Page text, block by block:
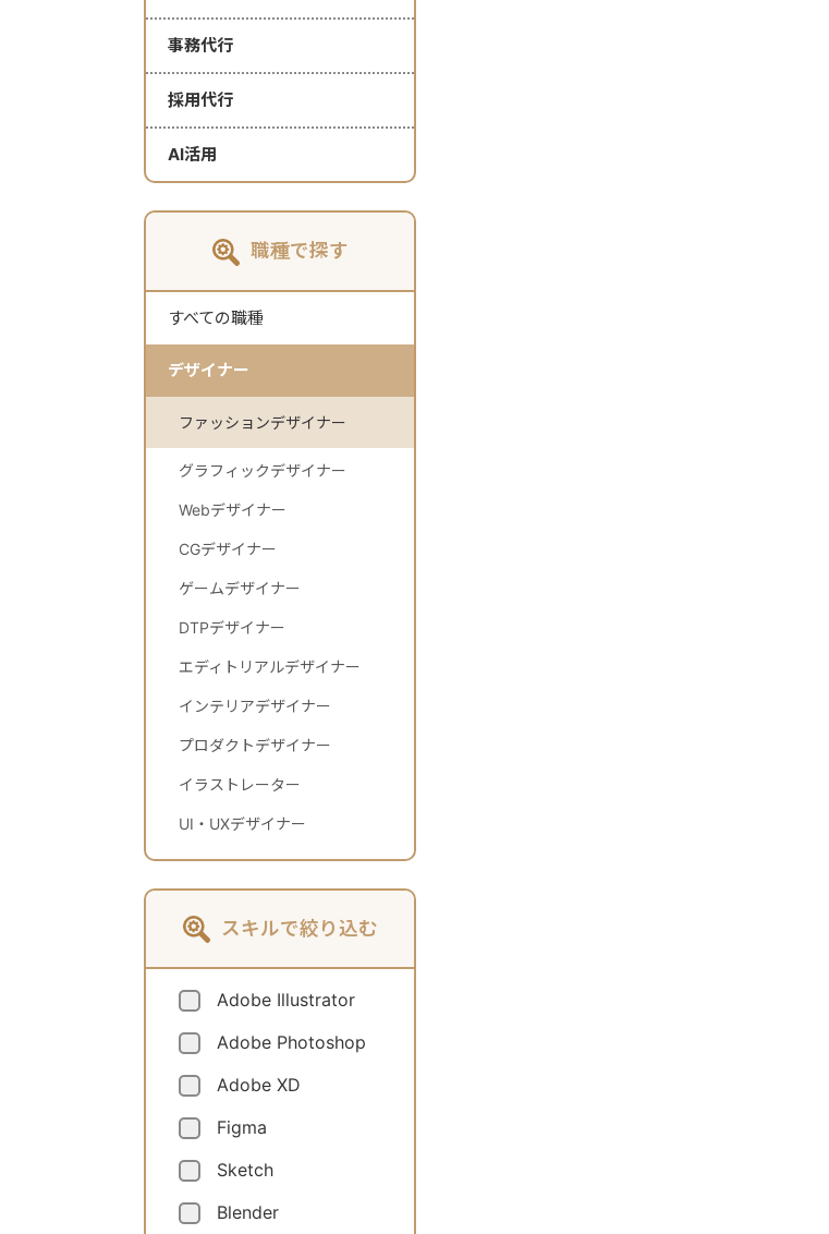
事務代行
採用代行
AI活用
職種で探す
すべての職種
デザイナー
ファッションデザイナー
グラフィックデザイナー
Webデザイナー
CGデザイナー
ゲームデザイナー
DTPデザイナー
エディトリアルデザイナー
インテリアデザイナー
プロダクトデザイナー
イラストレーター
UI・UXデザイナー
スキルで絞り込む
Adobe Illustrator
Adobe Photoshop
Adobe XD
Figma
Sketch
Blender